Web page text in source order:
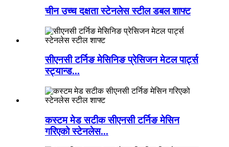
चीन उच्च दक्षता स्टेनलेस स्टील डबल शाफ्ट
सीएनसी टर्निङ मेसिनिङ प्रेसिजन मेटल पार्ट्स
स्ट्यान्ड...
कस्टम मेड सटीक सीएनसी टर्निङ मेसिन
गरिएको स्टेनलेस...